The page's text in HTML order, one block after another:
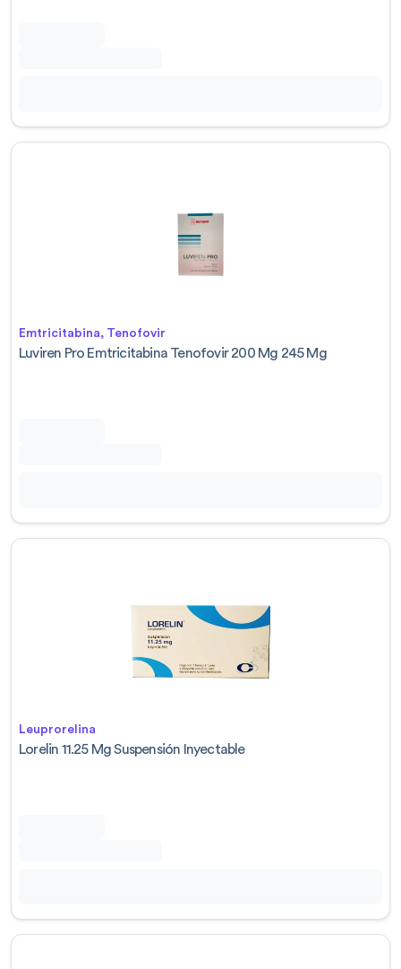
Emtricitabina, Tenofovir
Luviren Pro Emtricitabina Tenofovir 200 Mg 245 Mg
Leuprorelina
Lorelin 11.25 Mg Suspensión Inyectable